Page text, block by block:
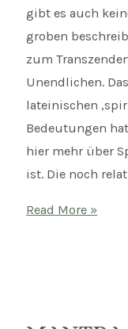
gibt es auch
groben
zum
Unendlichen.
lateinischen
Bedeutungen
hier mehr über
ist. Die noch
Spiritualität
stehen
Read More »